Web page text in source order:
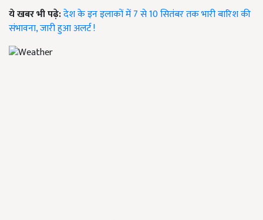
ये खबर भी पढ़े:देश के इन इलाकों में 7 से 10 सितंबर तक भारी बारिश की
संभावना, जारी हुआ अलर्ट !